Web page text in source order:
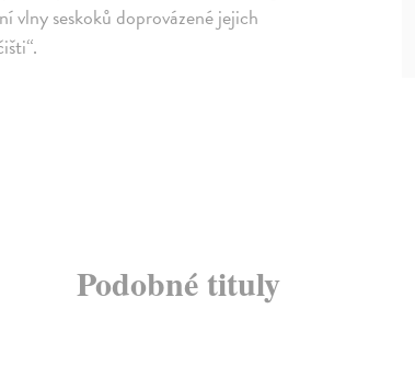
vlny seskoků doprovázené jejich
Podobné tituly